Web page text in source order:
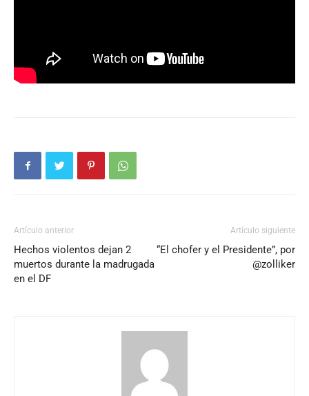
Artículo anterior
Hechos violentos dejan 2
muertos durante la madrugada
en el DF
Artículo siguiente
“El chofer y el Presidente”, por
@zolliker